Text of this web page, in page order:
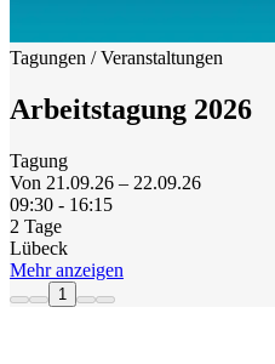
Tagungen / Veranstaltungen
Arbeitstagung 2026
Tagung
Von 21.09.26 – 22.09.26
09:30 - 16:15
2 Tage
Lübeck
Mehr anzeigen
1